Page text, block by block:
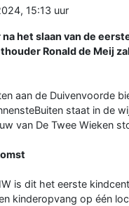
15:13 uur
na het slaan van de
Ronald de Meij
aan de Duivenvoorde
staat in de
van De Twee Wieken
is dit het eerste
kinderopvang op één